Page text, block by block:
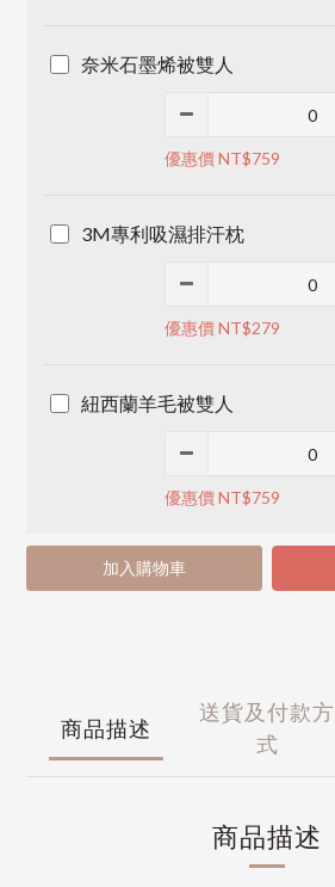
奈米石墨烯被雙人
優惠價 NT$759
3M專利吸濕排汗枕
優惠價 NT$279
紐西蘭羊毛被雙人
優惠價 NT$759
加入購物車
商品描述
送貨及付款方
式
商品描述